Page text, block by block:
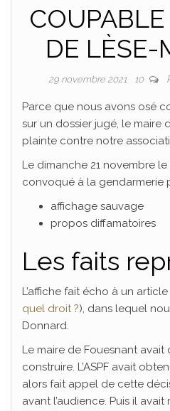
DE LÈSE-
29 novembre 2021 10
Parce que nous avons osé
sur un dossier jugé, le maire
plainte contre notre
Le dimanche 21 novembre le
convoqué à la gendarmerie
affichage sauvage
propos diffamatoires
Les faits
L’affiche fait écho à un
quel droit ?), dans lequel
Donnard.
Le maire de Fouesnant avait
construire. L’ASPF avait
alors fait appel de cette
avant l’audience. Puis il